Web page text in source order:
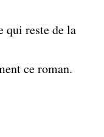
qui reste de la
ce roman.